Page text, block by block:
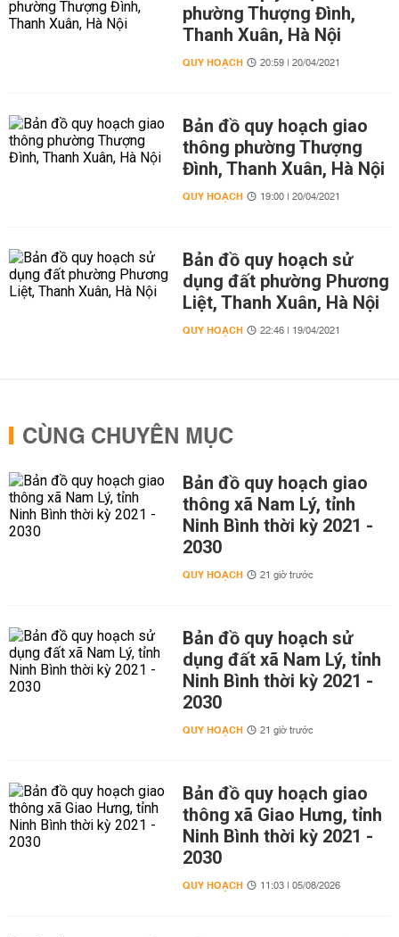
phường Thượng Đình,
Thanh Xuân, Hà Nội
QUY HOẠCH 20:59 | 20/04/2021
Bản đồ quy hoạch giao
thông phường Thượng
Đình, Thanh Xuân, Hà Nội
QUY HOẠCH 19:00 | 20/04/2021
Bản đồ quy hoạch sử
dụng đất phường Phương
Liệt, Thanh Xuân, Hà Nội
QUY HOẠCH 22:46 | 19/04/2021
CÙNG CHUYÊN MỤC
Bản đồ quy hoạch giao
thông xã Nam Lý, tỉnh
Ninh Bình thời kỳ 2021 -
2030
QUY HOẠCH 21 giờ trước
Bản đồ quy hoạch sử
dụng đất xã Nam Lý, tỉnh
Ninh Bình thời kỳ 2021 -
2030
QUY HOẠCH 21 giờ trước
Bản đồ quy hoạch giao
thông xã Giao Hưng, tỉnh
Ninh Bình thời kỳ 2021 -
2030
QUY HOẠCH 11:03 | 05/08/2026